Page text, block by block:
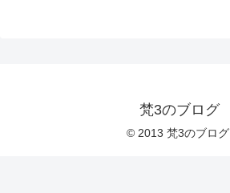
梵3のブログ
© 2013 梵3のブログ.